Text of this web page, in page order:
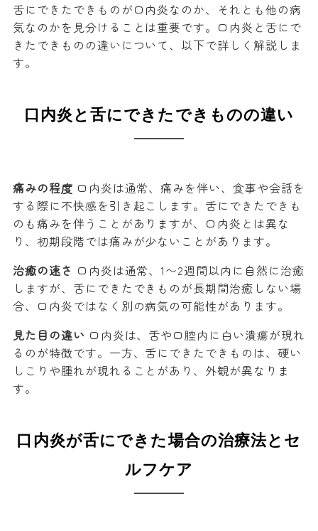
舌にできたできものが口内炎なのか、それとも他の病
気なのかを見分けることは重要です。口内炎と舌にで
きたできものの違いについて、以下で詳しく解説しま
す。
口内炎と舌にできたできものの違い
痛みの程度 口内炎は通常、痛みを伴い、食事や会話を
する際に不快感を引き起こします。舌にできたできも
のも痛みを伴うことがありますが、口内炎とは異な
り、初期段階では痛みが少ないことがあります。
治癒の速さ 口内炎は通常、1〜2週間以内に自然に治癒
しますが、舌にできたできものが長期間治癒しない場
合、口内炎ではなく別の病気の可能性があります。
見た目の違い 口内炎は、舌や口腔内に白い潰瘍が現れ
るのが特徴です。一方、舌にできたできものは、硬い
しこりや腫れが現れることがあり、外観が異なりま
す。
口内炎が舌にできた場合の治療法とセ
ルフケア